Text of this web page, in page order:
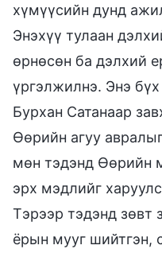
хүмүүсийн дунд
Энэхүү тулаан
өрнөсөн ба дэлхий
үргэлжилнэ. Энэ
Бурхан Сатанаар
Өөрийн агуу
мөн тэдэнд Өөрийн
эрх мэдлийг
Тэрээр тэдэнд зөвт
ёрын мууг шийтгэн,